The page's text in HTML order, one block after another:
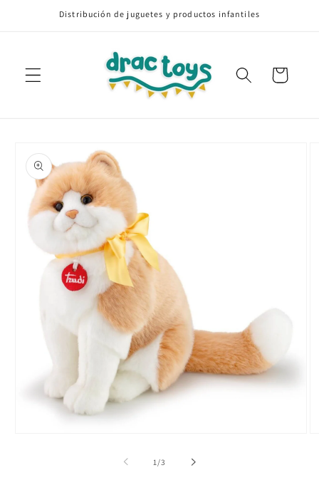
directamenteDistribución de juguetes y productos infantiles
Carrito
a la
información
del producto
1 /de
3